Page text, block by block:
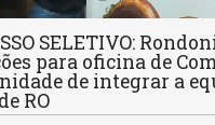
SELETIVO:
para oficina de
de integrar a
RO